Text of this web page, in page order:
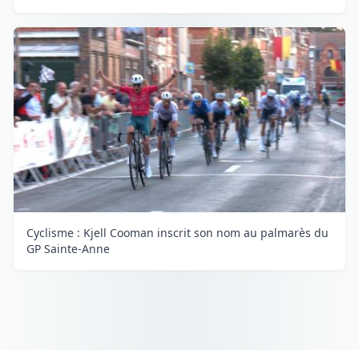
Cyclisme : Kjell Cooman inscrit son nom au palmarès du
GP Sainte-Anne